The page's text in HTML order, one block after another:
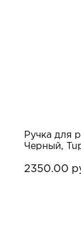
Ручка для
Черный,
2350.00